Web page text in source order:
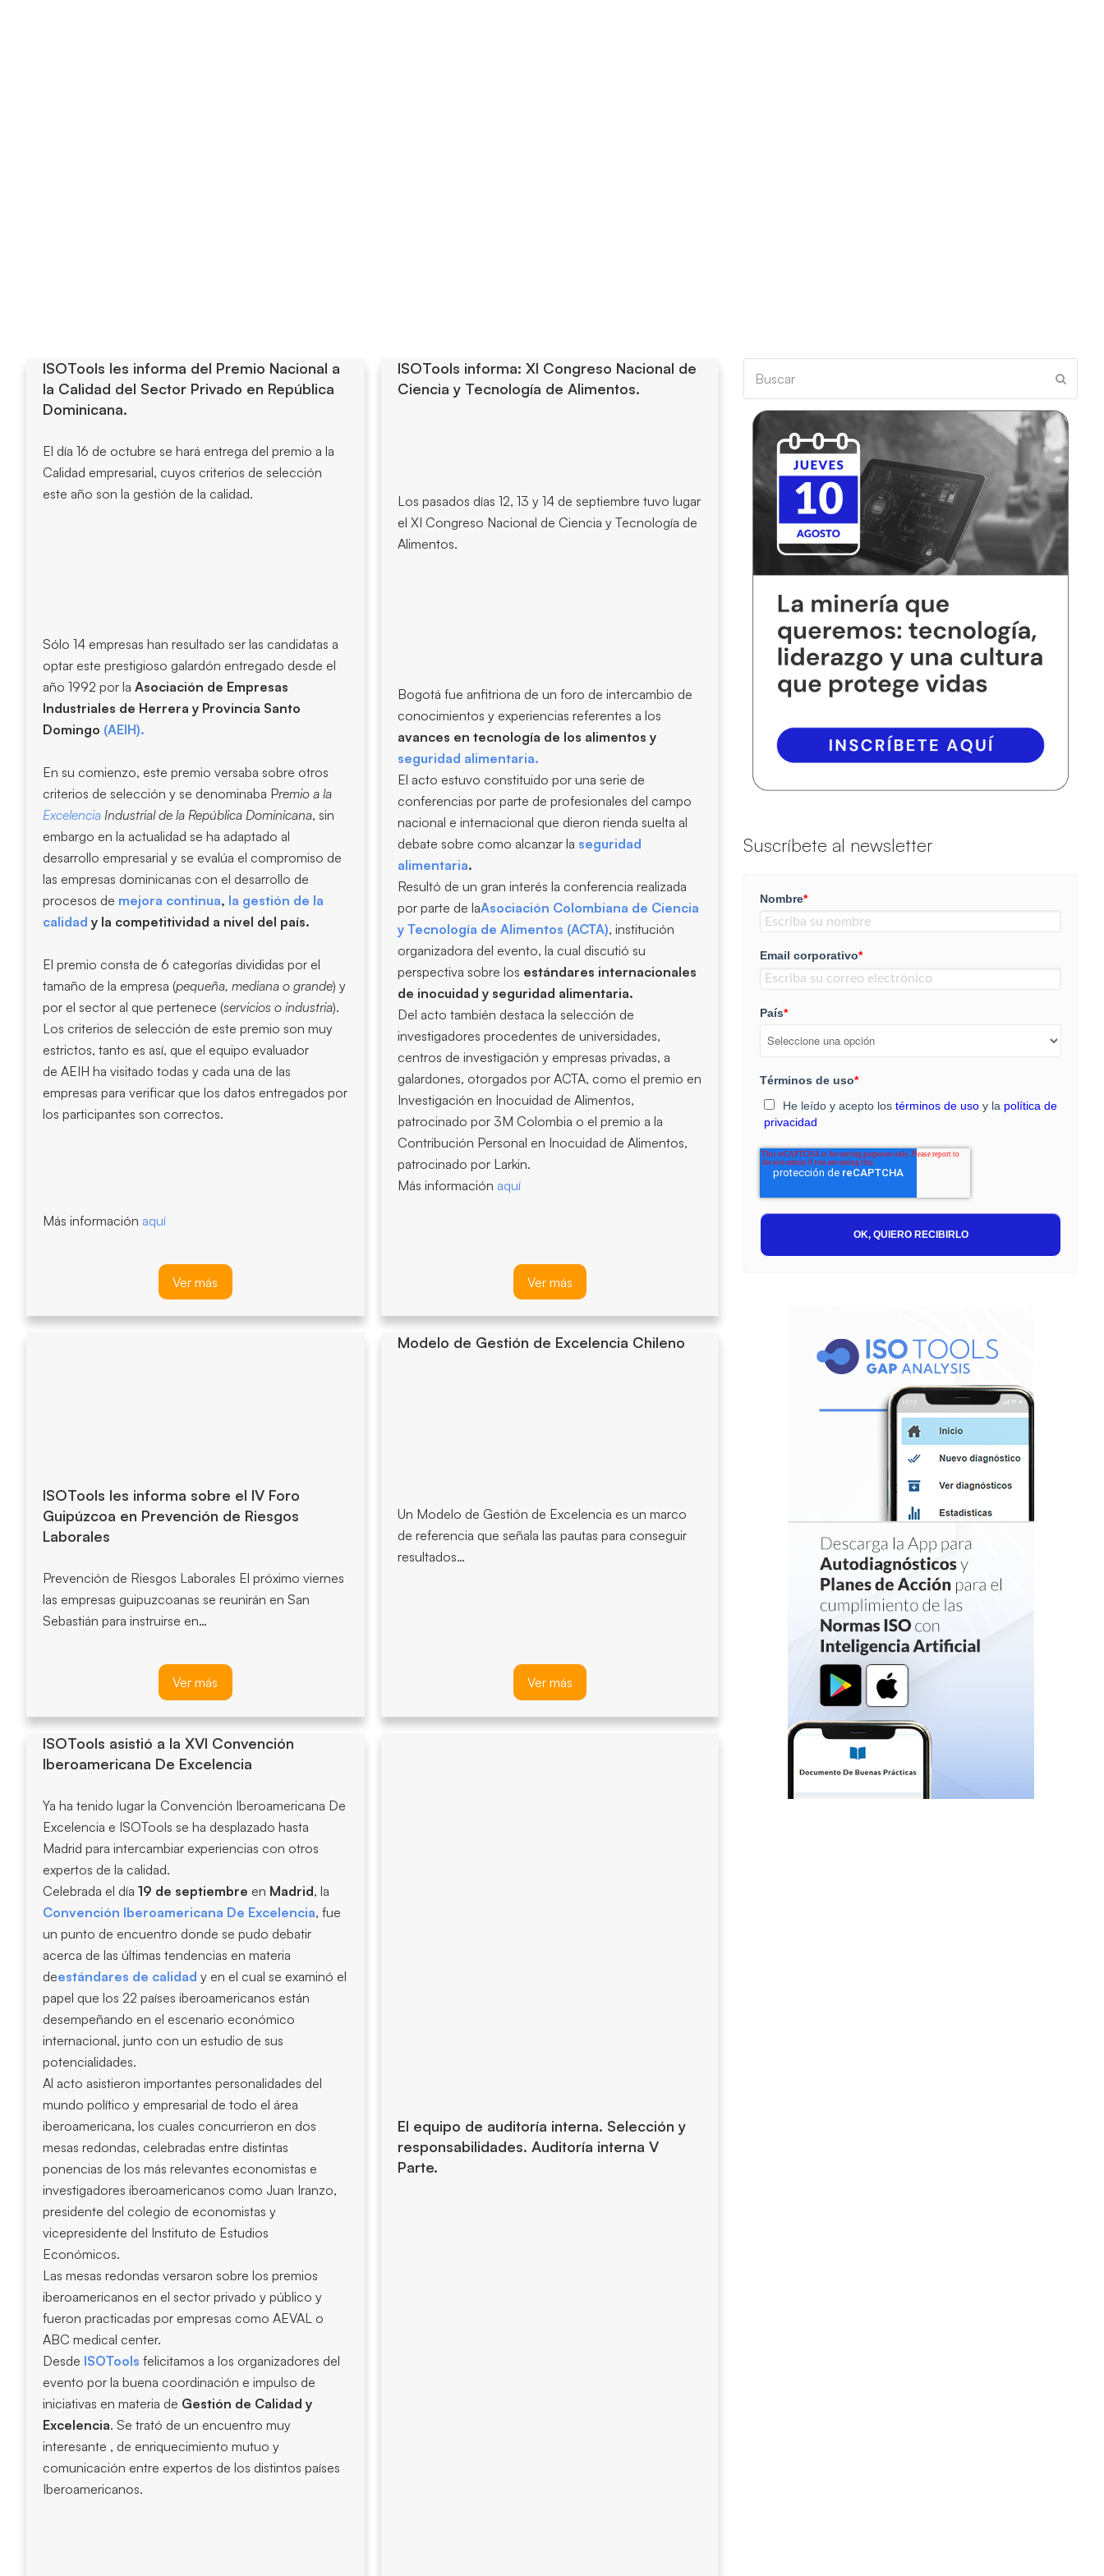
ISOTools les informa del Premio Nacional a
la Calidad del Sector Privado en República
Dominicana.
El día 16 de octubre se hará entrega del premio a la
Calidad empresarial, cuyos criterios de selección
este año son la gestión de la calidad.
Sólo 14 empresas han resultado ser las candidatas a
optar este prestigioso galardón entregado desde el
año 1992 por la Asociación de Empresas
Industriales de Herrera y Provincia Santo
Domingo (AEIH).
En su comienzo, este premio versaba sobre otros
criterios de selección y se denominaba Premio a la
Excelencia Industrial de la República Dominicana, sin
embargo en la actualidad se ha adaptado al
desarrollo empresarial y se evalúa el compromiso de
las empresas dominicanas con el desarrollo de
procesos de mejora continua, la gestión de la
calidad y la competitividad a nivel del país.
El premio consta de 6 categorías divididas por el
tamaño de la empresa (pequeña, mediana o grande) y
por el sector al que pertenece (servicios o industria).
Los criterios de selección de este premio son muy
estrictos, tanto es así, que el equipo evaluador
de AEIH ha visitado todas y cada una de las
empresas para verificar que los datos entregados por
los participantes son correctos.
Más información aquí
Ver más
ISOTools informa: XI Congreso Nacional de
Ciencia y Tecnología de Alimentos.
Los pasados días 12, 13 y 14 de septiembre tuvo lugar
el XI Congreso Nacional de Ciencia y Tecnología de
Alimentos.
Bogotá fue anfitriona de un foro de intercambio de
conocimientos y experiencias referentes a los
avances en tecnología de los alimentos y
seguridad alimentaria.
El acto estuvo constituido por una serie de
conferencias por parte de profesionales del campo
nacional e internacional que dieron rienda suelta al
debate sobre como alcanzar la seguridad
alimentaria.
Resultó de un gran interés la conferencia realizada
por parte de laAsociación Colombiana de Ciencia
y Tecnología de Alimentos (ACTA), institución
organizadora del evento, la cual discutió su
perspectiva sobre los estándares internacionales
de inocuidad y seguridad alimentaria.
Del acto también destaca la selección de
investigadores procedentes de universidades,
centros de investigación y empresas privadas, a
galardones, otorgados por ACTA, como el premio en
Investigación en Inocuidad de Alimentos,
patrocinado por 3M Colombia o el premio a la
Contribución Personal en Inocuidad de Alimentos,
patrocinado por Larkin.
Más información aquí
Ver más
ISOTools les informa sobre el IV Foro
Guipúzcoa en Prevención de Riesgos
Laborales
Prevención de Riesgos Laborales El próximo viernes
las empresas guipuzcoanas se reunirán en San
Sebastián para instruirse en…
Ver más
Modelo de Gestión de Excelencia Chileno
Un Modelo de Gestión de Excelencia es un marco
de referencia que señala las pautas para conseguir
resultados…
Ver más
ISOTools asistió a la XVI Convención
Iberoamericana De Excelencia
Ya ha tenido lugar la Convención Iberoamericana De
Excelencia e ISOTools se ha desplazado hasta
Madrid para intercambiar experiencias con otros
expertos de la calidad.
Celebrada el día 19 de septiembre en Madrid, la
Convención Iberoamericana De Excelencia, fue
un punto de encuentro donde se pudo debatir
acerca de las últimas tendencias en materia
deestándares de calidad y en el cual se examinó el
papel que los 22 países iberoamericanos están
desempeñando en el escenario económico
internacional, junto con un estudio de sus
potencialidades.
Al acto asistieron importantes personalidades del
mundo político y empresarial de todo el área
iberoamericana, los cuales concurrieron en dos
mesas redondas, celebradas entre distintas
ponencias de los más relevantes economistas e
investigadores iberoamericanos como Juan Iranzo,
presidente del colegio de economistas y
vicepresidente del Instituto de Estudios
Económicos.
Las mesas redondas versaron sobre los premios
iberoamericanos en el sector privado y público y
fueron practicadas por empresas como AEVAL o
ABC medical center.
Desde ISOTools felicitamos a los organizadores del
evento por la buena coordinación e impulso de
iniciativas en materia de Gestión de Calidad y
Excelencia. Se trató de un encuentro muy
interesante , de enriquecimiento mutuo y
comunicación entre expertos de los distintos países
Iberoamericanos.
El equipo de auditoría interna. Selección y
responsabilidades. Auditoría interna V
Parte.
Suscríbete al newsletter
Nombre*
Email corporativo*
País*
Términos de uso*
He leído y acepto lostérminos de uso y la política de
privacidad